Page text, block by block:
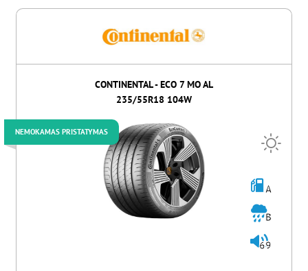
CONTINENTAL - ECO 7 MO AL
235/55R18 104W
NEMOKAMAS PRISTATYMAS
A
B
69